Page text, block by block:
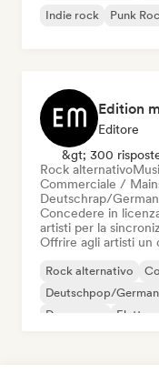
Indie rock
Punk
Edition
Editore
&gt; 300
Rock alternativo
Commerciale /
Deutschrap/
Concedere in
artisti per la
Offrire agli artisti un
Rock alternativo
Deutschpop/
Dream pop